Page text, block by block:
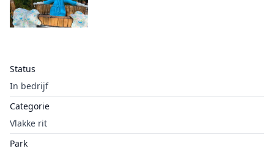
Status
In bedrijf
Categorie
Vlakke rit
Park